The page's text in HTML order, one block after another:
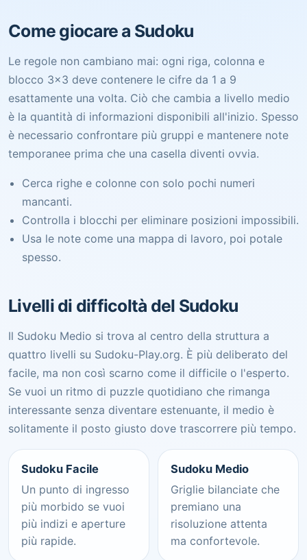
Come giocare a Sudoku
Le regole non cambiano mai: ogni riga, colonna e
blocco 3x3 deve contenere le cifre da 1 a 9
esattamente una volta. Ciò che cambia a livello medio
è la quantità di informazioni disponibili all'inizio. Spesso
è necessario confrontare più gruppi e mantenere note
temporanee prima che una casella diventi ovvia.
Cerca righe e colonne con solo pochi numeri
mancanti.
Controlla i blocchi per eliminare posizioni impossibili.
Usa le note come una mappa di lavoro, poi potale
spesso.
Livelli di difficoltà del Sudoku
Il Sudoku Medio si trova al centro della struttura a
quattro livelli su Sudoku-Play.org. È più deliberato del
facile, ma non così scarno come il difficile o l'esperto.
Se vuoi un ritmo di puzzle quotidiano che rimanga
interessante senza diventare estenuante, il medio è
solitamente il posto giusto dove trascorrere più tempo.
Sudoku Facile
Un punto di ingresso
più morbido se vuoi
più indizi e aperture
più rapide.
Sudoku Medio
Griglie bilanciate che
premiano una
risoluzione attenta
ma confortevole.